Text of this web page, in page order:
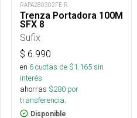
RAPA280302FE-R
Trenza Portadora 100M
SFX 8
Sufix
$ 6.990
en 6cuotas de $1.165sin
interés
ahorras $280 por
transferencia.
Disponible